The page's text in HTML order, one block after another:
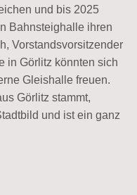
und bis 2025
Bahnsteighalle ihren
Vorstandsvorsitzender
in Görlitz könnten sich
Gleishalle freuen.
Görlitz stammt,
und ist ein ganz